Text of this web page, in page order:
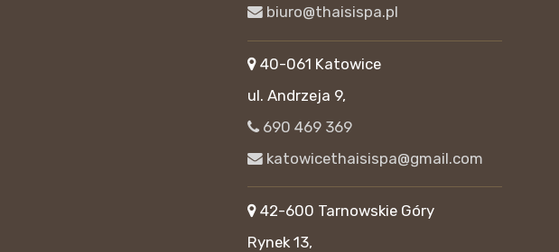
biuro@thaisispa.pl
40-061 Katowice
ul. Andrzeja 9,
690 469 369
katowicethaisispa@gmail.com
42-600 Tarnowskie Góry
Rynek 13,